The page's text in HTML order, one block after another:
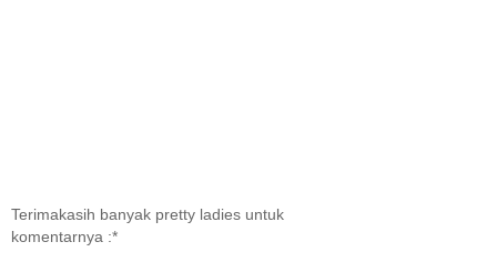
Terimakasih banyak pretty ladies untuk
komentarnya :*